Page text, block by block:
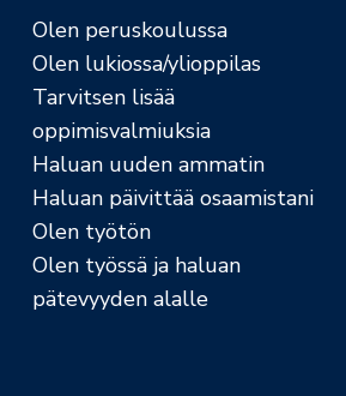
Olen peruskoulussa
Olen lukiossa/ylioppilas
Tarvitsen lisää
oppimisvalmiuksia
Haluan uuden ammatin
Haluan päivittää osaamistani
Olen työtön
Olen työssä ja haluan
pätevyyden alalle